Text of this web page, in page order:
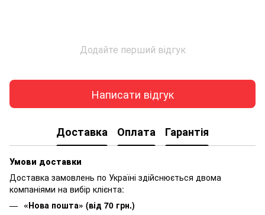
Додайте перший відгук
Написати відгук
Доставка Оплата Гарантія
Умови доставки
Доставка замовлень по Україні здійснюється двома
компаніями на вибір клієнта:
«Нова пошта» (від 70 грн.)